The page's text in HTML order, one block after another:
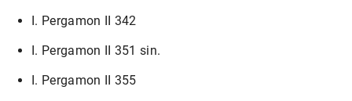
I. Pergamon II 342
I. Pergamon II 351 sin.
I. Pergamon II 355